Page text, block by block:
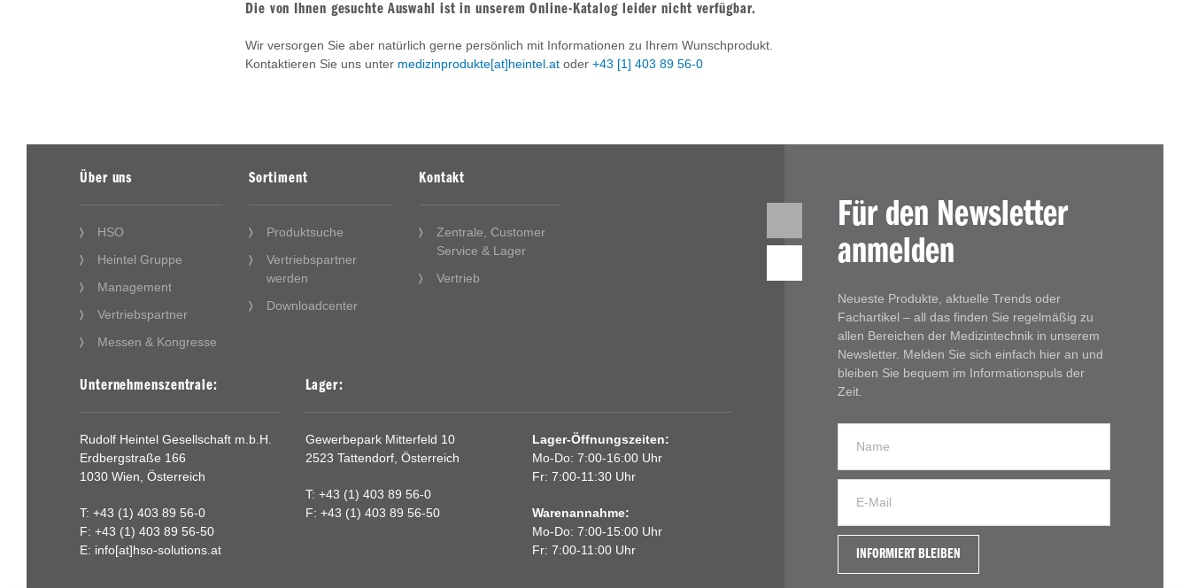
Die von Ihnen gesuchte Auswahl ist in unserem Online-Katalog leider nicht verfügbar.
Wir versorgen Sie aber natürlich gerne persönlich mit Informationen zu Ihrem Wunschprodukt.
Kontaktieren Sie uns unter medizinprodukte[at]heintel.at oder +43 [1] 403 89 56-0
Über uns
HSO
Heintel Gruppe
Management
Vertriebspartner
Messen & Kongresse
Sortiment
Produktsuche
Vertriebspartner
werden
Downloadcenter
Kontakt
Zentrale, Customer
Service & Lager
Vertrieb
Unternehmenszentrale:
Rudolf Heintel Gesellschaft m.b.H.
Erdbergstraße 166
1030 Wien, Österreich
T: +43 (1) 403 89 56-0
F: +43 (1) 403 89 56-50
E: info[at]hso-solutions.at
Lager:
Gewerbepark Mitterfeld 10
2523 Tattendorf, Österreich
T: +43 (1) 403 89 56-0
F: +43 (1) 403 89 56-50
Lager-Öffnungszeiten:
Mo-Do: 7:00-16:00 Uhr
Fr: 7:00-11:30 Uhr
Warenannahme:
Mo-Do: 7:00-15:00 Uhr
Fr: 7:00-11:00 Uhr
Für den Newsletter
anmelden
Neueste Produkte, aktuelle Trends oder
Fachartikel – all das finden Sie regelmäßig zu
allen Bereichen der Medizintechnik in unserem
Newsletter. Melden Sie sich einfach hier an und
bleiben Sie bequem im Informationspuls der
Zeit.
INFORMIERT BLEIBEN